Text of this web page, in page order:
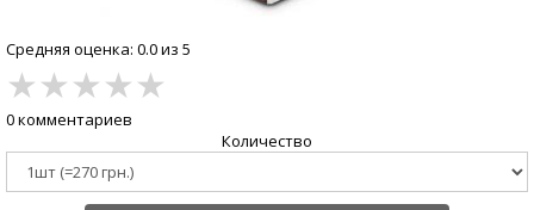
Средняя оценка: 0.0 из 5
★★★★★
0 комментариев
Количество